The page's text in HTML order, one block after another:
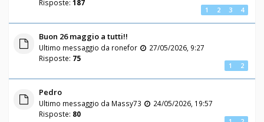
Risposte: 187
1 2 3 4
Buon 26 maggio a tutti!!
Ultimo messaggio da ronefor
27/05/2026, 9:27
Risposte: 75
1 2
Pedro
Ultimo messaggio da Massy73
24/05/2026, 19:57
Risposte: 80